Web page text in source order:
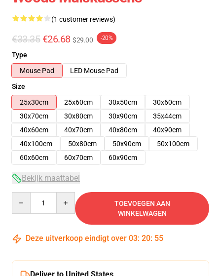
(1 customer reviews)
€33.35 €26.68 $29.00 -20%
Type
Mouse Pad
LED Mouse Pad
Size
25x30cm
25x60cm 30x50cm
30x60cm
30x70cm
30x80cm 30x90cm
35x44cm
40x60cm
40x70cm 40x80cm
40x90cm
40x100cm
50x80cm 50x90cm
50x100cm
60x60cm
60x70cm 60x90cm
Bekijk maattabel
TOEVOEGEN AAN
WINKELWAGEN
Deze uitverkoop eindigt over 03: 20: 55